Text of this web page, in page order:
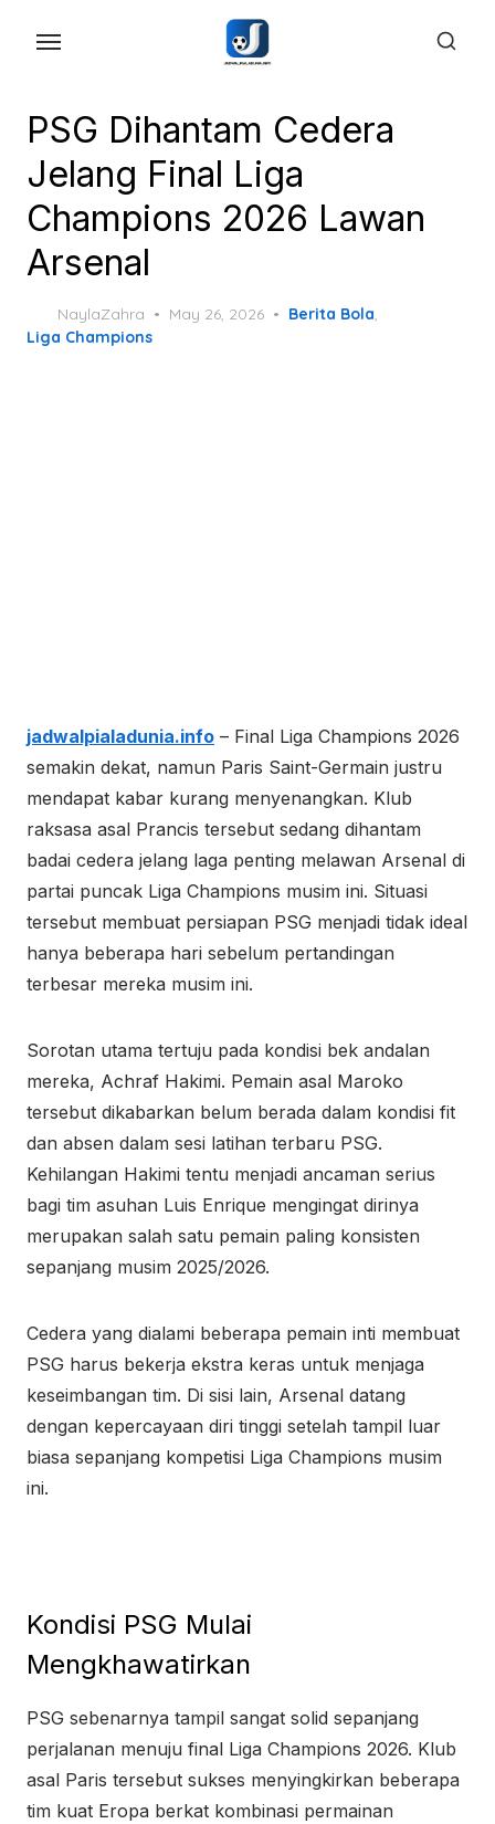
PSG Dihantam Cedera
Jelang Final Liga
Champions 2026 Lawan
Arsenal
NaylaZahra
Posted
May 26, 2026 Berita Bola,
Liga Champions
jadwalpialadunia.info – Final Liga Champions 2026
semakin dekat, namun Paris Saint-Germain justru
mendapat kabar kurang menyenangkan. Klub
raksasa asal Prancis tersebut sedang dihantam
badai cedera jelang laga penting melawan Arsenal di
partai puncak Liga Champions musim ini. Situasi
tersebut membuat persiapan PSG menjadi tidak ideal
hanya beberapa hari sebelum pertandingan
terbesar mereka musim ini.
Sorotan utama tertuju pada kondisi bek andalan
mereka, Achraf Hakimi. Pemain asal Maroko
tersebut dikabarkan belum berada dalam kondisi fit
dan absen dalam sesi latihan terbaru PSG.
Kehilangan Hakimi tentu menjadi ancaman serius
bagi tim asuhan Luis Enrique mengingat dirinya
merupakan salah satu pemain paling konsisten
sepanjang musim 2025/2026.
Cedera yang dialami beberapa pemain inti membuat
PSG harus bekerja ekstra keras untuk menjaga
keseimbangan tim. Di sisi lain, Arsenal datang
dengan kepercayaan diri tinggi setelah tampil luar
biasa sepanjang kompetisi Liga Champions musim
ini.
Kondisi PSG Mulai
Mengkhawatirkan
PSG sebenarnya tampil sangat solid sepanjang
perjalanan menuju final Liga Champions 2026. Klub
asal Paris tersebut sukses menyingkirkan beberapa
tim kuat Eropa berkat kombinasi permainan